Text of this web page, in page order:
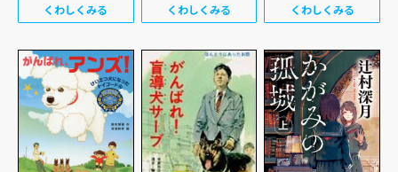
くわしくみる くわしくみる くわしくみる